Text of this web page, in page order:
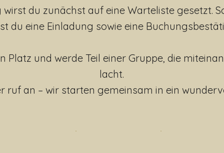
du zunächst auf eine Warteliste gesetzt.
du eine Einladung sowie eine
Platz und werde Teil einer Gruppe, die
lacht.
ruf an – wir starten gemeinsam in ein